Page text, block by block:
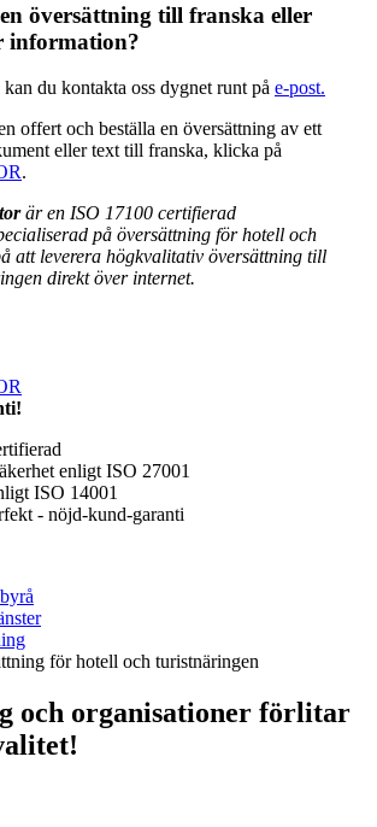
översättning till franska eller
information?
du kontakta oss dygnet runt på e-post.
offert och beställa en översättning av ett
eller text till franska, klicka på
.
är en ISO 17100 certifierad
på översättning för hotell och
att leverera högkvalitativ översättning till
direkt över internet.
enligt ISO 27001
ISO 14001
- nöjd-kund-garanti
för hotell och turistnäringen
och organisationer förlitar